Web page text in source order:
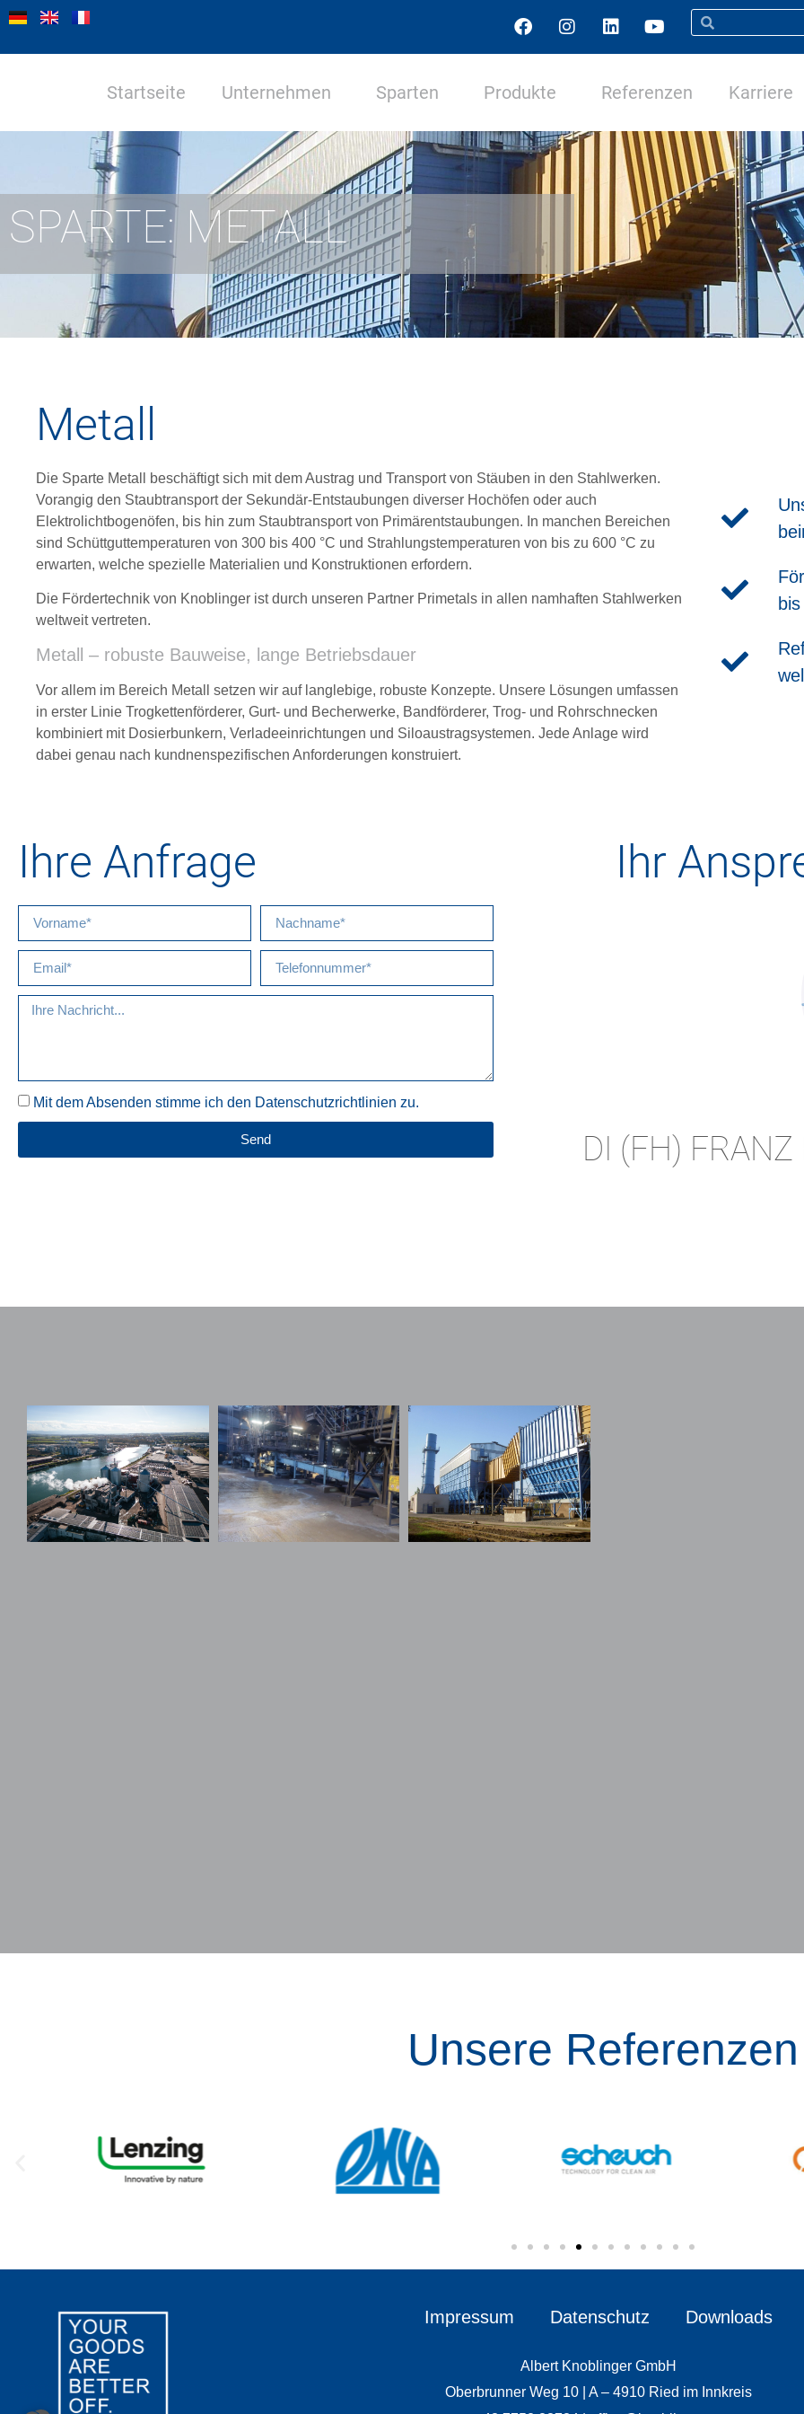
Startseite Unternehmen Sparten Produkte Referenzen Karriere
SPARTE: METALL
Metall
Die Sparte Metall beschäftigt sich mit dem Austrag und Transport von Stäuben in den Stahlwerken.
Vorangig den Staubtransport der Sekundär-Entstaubungen diverser Hochöfen oder auch
Elektrolichtbogenöfen, bis hin zum Staubtransport von Primärentstaubungen. In manchen Bereichen
sind Schüttguttemperaturen von 300 bis 400 °C und Strahlungstemperaturen von bis zu 600 °C zu
erwarten, welche spezielle Materialien und Konstruktionen erfordern.
Die Fördertechnik von Knoblinger ist durch unseren Partner Primetals in allen namhaften Stahlwerken
weltweit vertreten.
Metall – robuste Bauweise, lange Betriebsdauer
Vor allem im Bereich Metall setzen wir auf langlebige, robuste Konzepte. Unsere Lösungen umfassen
in erster Linie Trogkettenförderer, Gurt- und Becherwerke, Bandförderer, Trog- und Rohrschnecken
kombiniert mit Dosierbunkern, Verladeeinrichtungen und Siloaustragsystemen. Jede Anlage wird
dabei genau nach kundnenspezifischen Anforderungen konstruiert.
Ihre Anfrage
Mit dem Absenden stimme ich den Datenschutzrichtlinien zu.
Send
Ihr
DI (FH) FRANZ
Unsere Referenzen
Impressum Datenschutz Downloads
Albert Knoblinger GmbH
Oberbrunner Weg 10 | A – 4910 Ried im Innkreis